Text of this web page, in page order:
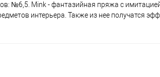
№6,5. Mink - фантазийная пряжа с
интерьера. Также из нее получатся